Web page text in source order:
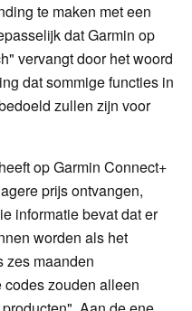
te maken met een
dat Garmin op
vervangt door het woord
dat sommige functies in
zullen zijn voor
op Garmin Connect+
prijs ontvangen,
informatie bevat dat er
worden als het
zes maanden
zouden alleen